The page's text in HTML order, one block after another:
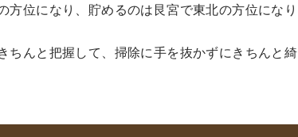
方位になり、貯めるのは艮宮で東北の方位になり
ちんと把握して、掃除に手を抜かずにきちんと綺